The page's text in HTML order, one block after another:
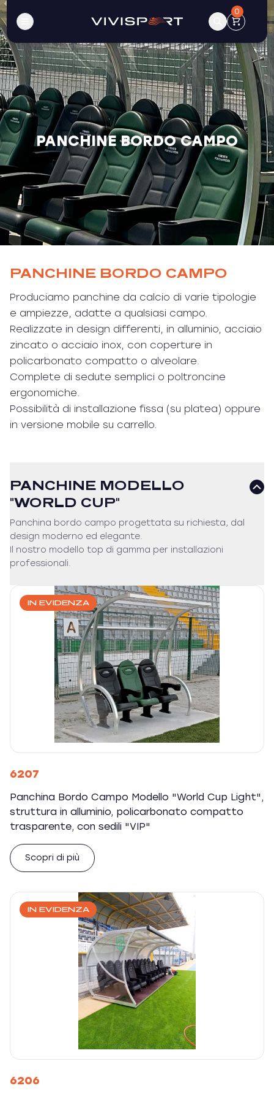
0
PANCHINE BORDO CAMPO
PANCHINE BORDO CAMPO
Produciamo panchine da calcio di varie tipologie
e ampiezze, adatte a qualsiasi campo.
Realizzate in design differenti, in alluminio, acciaio
zincato o acciaio inox, con coperture in
policarbonato compatto o alveolare.
Complete di sedute semplici o poltroncine
ergonomiche.
Possibilità di installazione fissa (su platea) oppure
in versione mobile su carrello.
PANCHINE MODELLO
"WORLD CUP"
Panchina bordo campo progettata su richiesta, dal
design moderno ed elegante.
Il nostro modello top di gamma per installazioni
professionali.
IN EVIDENZA
6207
Panchina Bordo Campo Modello "World Cup Light",
struttura in alluminio, policarbonato compatto
trasparente, con sedili "VIP"
Scopri di più
IN EVIDENZA
6206